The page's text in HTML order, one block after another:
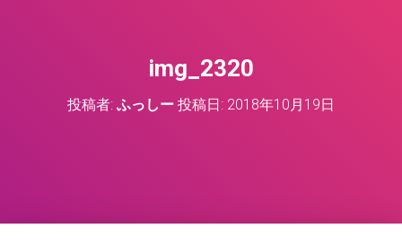
img_2320
投稿者: ふっしー 投稿日: 2018年10月19日